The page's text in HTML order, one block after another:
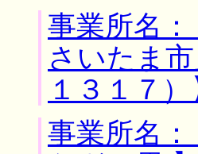
事業所名
さいたま
１３１７）
事業所名